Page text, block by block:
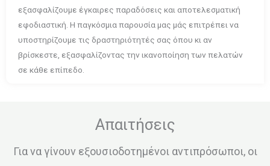
εξασφαλίζουμε έγκαιρες παραδόσεις και αποτελεσματική
εφοδιαστική. Η παγκόσμια παρουσία μας μάς επιτρέπει να
υποστηρίζουμε τις δραστηριότητές σας όπου κι αν
βρίσκεστε, εξασφαλίζοντας την ικανοποίηση των πελατών
σε κάθε επίπεδο.
Απαιτήσεις
Για να γίνουν εξουσιοδοτημένοι αντιπρόσωποι, οι